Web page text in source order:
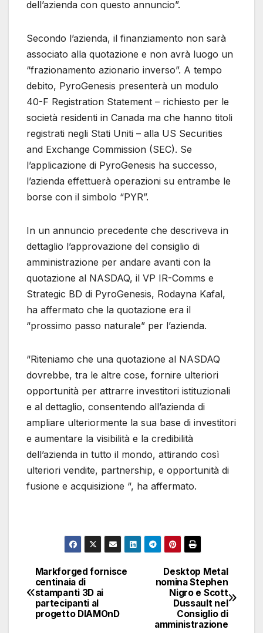
dell’azienda con questo annuncio”.
Secondo l’azienda, il finanziamento non sarà
associato alla quotazione e non avrà luogo un
“frazionamento azionario inverso”. A tempo
debito, PyroGenesis presenterà un modulo
40-F Registration Statement – richiesto per le
società residenti in Canada ma che hanno titoli
registrati negli Stati Uniti – alla US Securities
and Exchange Commission (SEC). Se
l’applicazione di PyroGenesis ha successo,
l’azienda effettuerà operazioni su entrambe le
borse con il simbolo “PYR”.
In un annuncio precedente che descriveva in
dettaglio l’approvazione del consiglio di
amministrazione per andare avanti con la
quotazione al NASDAQ, il VP IR-Comms e
Strategic BD di PyroGenesis, Rodayna Kafal,
ha affermato che la quotazione era il
“prossimo passo naturale” per l’azienda.
“Riteniamo che una quotazione al NASDAQ
dovrebbe, tra le altre cose, fornire ulteriori
opportunità per attrarre investitori istituzionali
e al dettaglio, consentendo all’azienda di
ampliare ulteriormente la sua base di investitori
e aumentare la visibilità e la credibilità
dell’azienda in tutto il mondo, attirando così
ulteriori vendite, partnership, e opportunità di
fusione e acquisizione “, ha affermato.
Navigazione
articoli
Desktop Metal
nomina Stephen
Nigro e Scott
Dussault nel
Consiglio di
amministrazione
Markforged fornisce
centinaia di
stampanti 3D ai
partecipanti al
progetto DIAMOnD